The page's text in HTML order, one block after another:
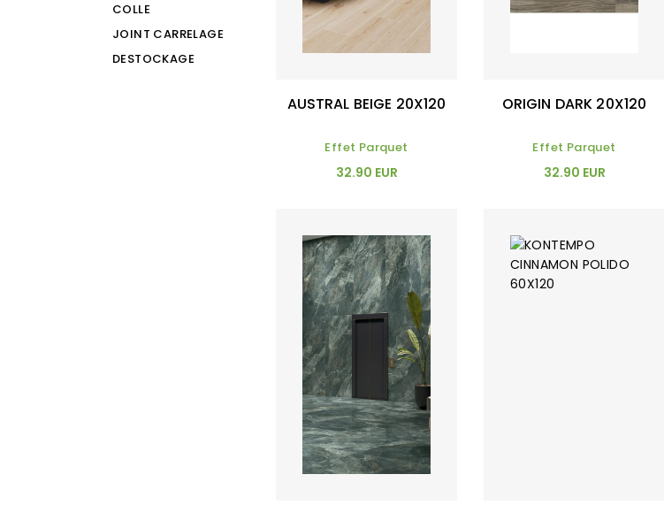
COLLE
JOINT CARRELAGE
DESTOCKAGE
AUSTRAL BEIGE 20X120
Effet Parquet
32.90 EUR
ORIGIN DARK 20X120
Effet Parquet
32.90 EUR